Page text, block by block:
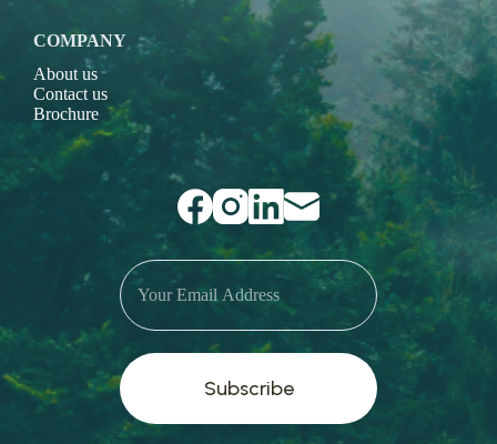
COMPANY
About us
Contact us
Brochure
Subscribe